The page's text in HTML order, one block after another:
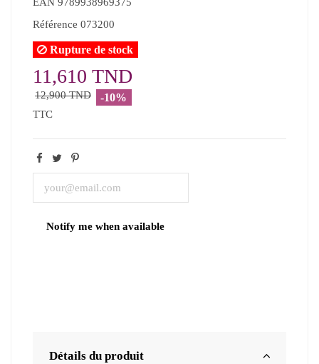
Référence 073200
Rupture de stock
11,610 TND
12,900 TND -10%
TTC
Détails du produit